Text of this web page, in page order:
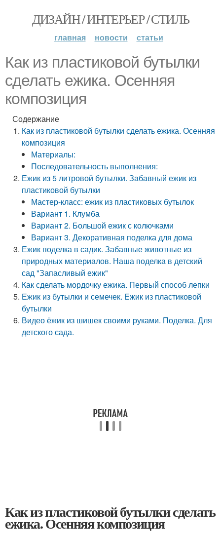
ДИЗАЙН / ИНТЕРЬЕР / СТИЛЬ
главная новости статьи
Как из пластиковой бутылки
сделать ежика. Осенняя
композиция
Содержание
Как из пластиковой бутылки сделать ежика. Осенняя
композиция
Материалы:
Последовательность выполнения:
Ежик из 5 литровой бутылки. Забавный ежик из
пластиковой бутылки
Мастер-класс: ежик из пластиковых бутылок
Вариант 1. Клумба
Вариант 2. Большой ежик с колючками
Вариант 3. Декоративная поделка для дома
Ежик поделка в садик. Забавные животные из
природных материалов. Наша поделка в детский
сад "Запасливый ежик"
Как сделать мордочку ежика. Первый способ лепки
Ежик из бутылки и семечек. Ежик из пластиковой
бутылки
Видео ёжик из шишек своими руками. Поделка. Для
детского сада.
Как из пластиковой бутылки сделать
ежика. Осенняя композиция